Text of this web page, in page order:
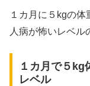
１カ月に５kgの
人病が怖いレベル
１カ月で５kg
レベル